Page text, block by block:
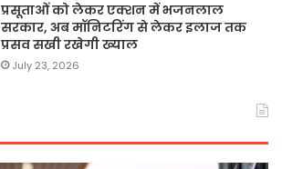
प्रसूताओं को लेकर एक्शन में भजनलाल
सरकार, अब मॉनिटरिंग से लेकर इलाज तक
प्रसव सखी रखेगी ख्याल
July 23, 2026